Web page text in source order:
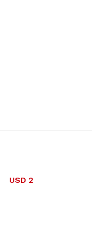
USD 2